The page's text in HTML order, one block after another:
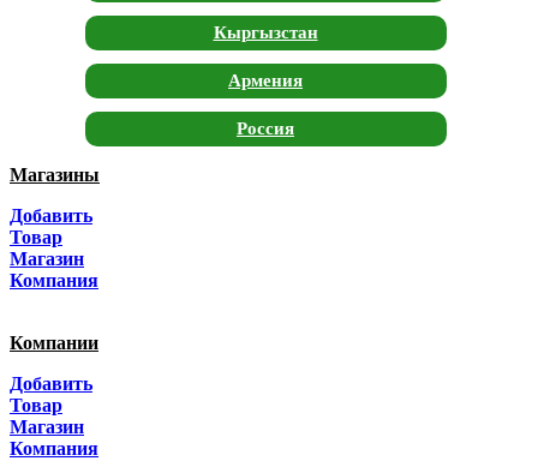
Кыргызстан
Армения
Россия
Магазины
Добавить
Товар
Магазин
Компания
Компании
Добавить
Товар
Магазин
Компания